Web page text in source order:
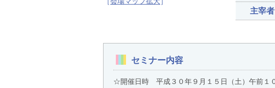
主宰者
セミナー内容
☆開催日時 平成３０年９月１５日（土）午前１